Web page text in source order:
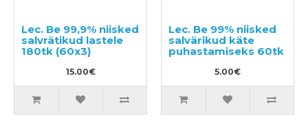
Lec. Be 99,9% niisked
salvrätikud lastele
180tk (60x3)
15.00€
Lec. Be 99% niisked
salvärikud käte
puhastamiseks 60tk
5.00€